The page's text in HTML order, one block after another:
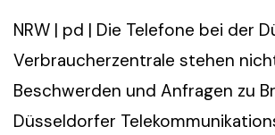
NRW | pd | Die Telefone bei der
Verbraucherzentrale stehen
Beschwerden und Anfragen zu
Düsseldorfer